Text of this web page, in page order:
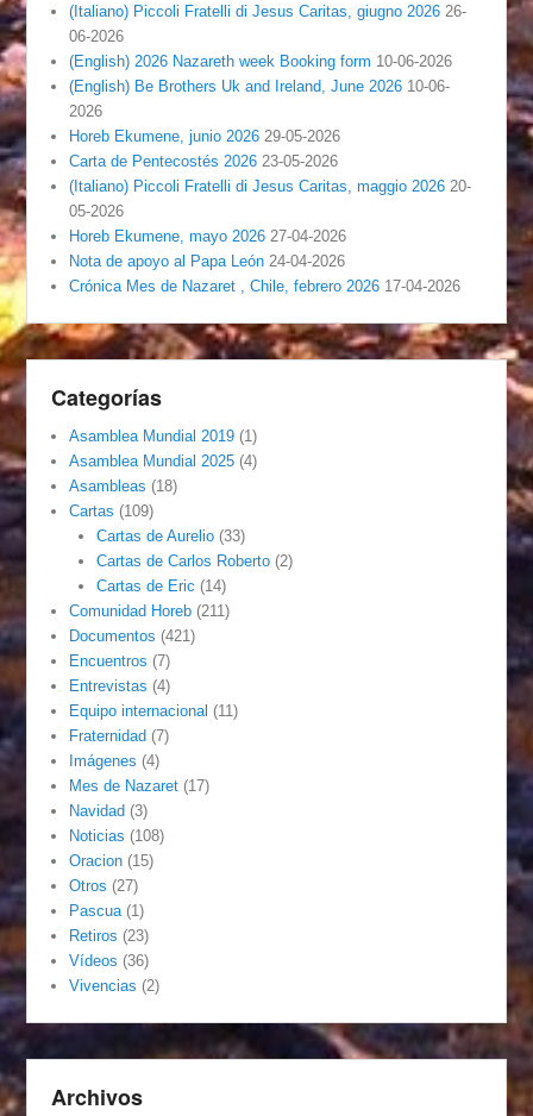
(Italiano) Piccoli Fratelli di Jesus Caritas, giugno 2026 26-
06-2026
(English) 2026 Nazareth week Booking form 10-06-2026
(English) Be Brothers Uk and Ireland, June 2026 10-06-
2026
Horeb Ekumene, junio 2026 29-05-2026
Carta de Pentecostés 2026 23-05-2026
(Italiano) Piccoli Fratelli di Jesus Caritas, maggio 2026 20-
05-2026
Horeb Ekumene, mayo 2026 27-04-2026
Nota de apoyo al Papa León 24-04-2026
Crónica Mes de Nazaret , Chile, febrero 2026 17-04-2026
Categorías
Asamblea Mundial 2019 (1)
Asamblea Mundial 2025 (4)
Asambleas (18)
Cartas (109)
Cartas de Aurelio(33)
Cartas de Carlos Roberto(2)
Cartas de Eric (14)
Comunidad Horeb (211)
Documentos (421)
Encuentros (7)
Entrevistas (4)
Equipo internacional (11)
Fraternidad (7)
Imágenes (4)
Mes de Nazaret (17)
Navidad (3)
Noticias (108)
Oracion (15)
Otros (27)
Pascua (1)
Retiros (23)
Vídeos (36)
Vivencias (2)
Archivos